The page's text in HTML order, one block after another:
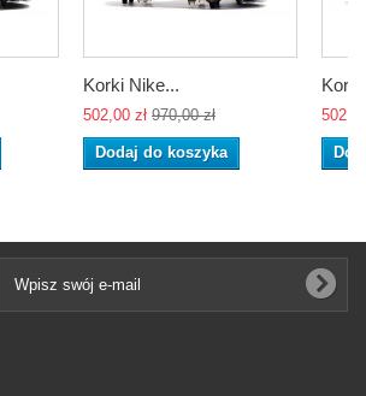
Korki Nike...
502,00 zł 970,00 zł
Dodaj do koszyka